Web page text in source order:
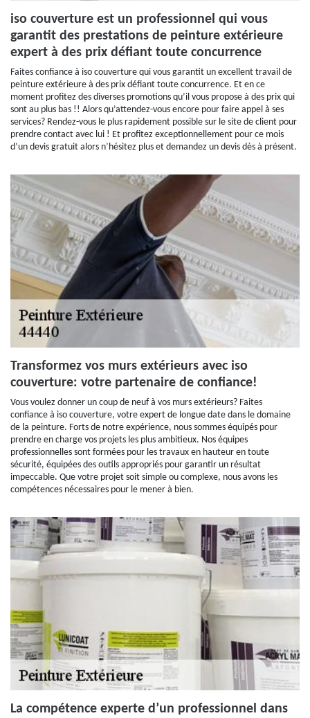
iso couverture est un professionnel qui vous
garantit des prestations de peinture extérieure
expert à des prix défiant toute concurrence
Faites confiance à iso couverture qui vous garantit un excellent travail de
peinture extérieure à des prix défiant toute concurrence. Et en ce
moment profitez des diverses promotions qu’il vous propose à des prix qui
sont au plus bas !! Alors qu’attendez-vous encore pour faire appel à ses
services? Rendez-vous le plus rapidement possible sur le site de client pour
prendre contact avec lui ! Et profitez exceptionnellement pour ce mois
d’un devis gratuit alors n’hésitez plus et demandez un devis dès à présent.
Transformez vos murs extérieurs avec iso
couverture: votre partenaire de confiance!
Vous voulez donner un coup de neuf à vos murs extérieurs? Faites
confiance à iso couverture, votre expert de longue date dans le domaine
de la peinture. Forts de notre expérience, nous sommes équipés pour
prendre en charge vos projets les plus ambitieux. Nos équipes
professionnelles sont formées pour les travaux en hauteur en toute
sécurité, équipées des outils appropriés pour garantir un résultat
impeccable. Que votre projet soit simple ou complexe, nous avons les
compétences nécessaires pour le mener à bien.
La compétence experte d’un professionnel dans